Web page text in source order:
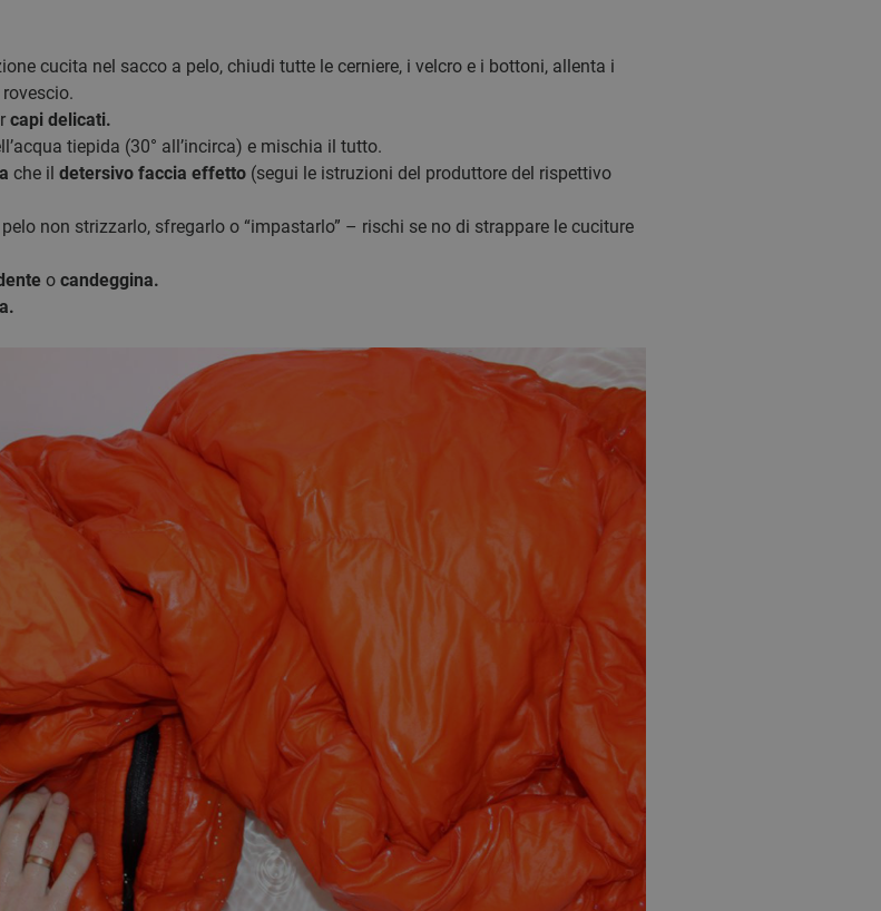
cucita nel sacco a pelo, chiudi tutte le cerniere, i velcro e i bottoni, allenta i
capi delicati.
tiepida (30° all’incirca) e mischia il tutto.
che il detersivo faccia effetto(segui le istruzioni del produttore del rispettivo
non strizzarlo, sfregarlo o “impastarlo” – rischi se no di strappare le cuciture
o candeggina.